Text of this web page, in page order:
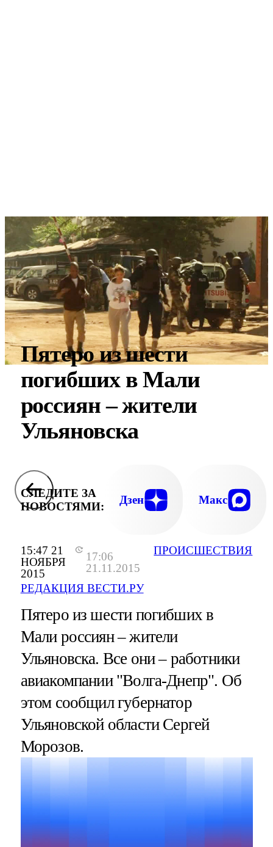
15:47 21
НОЯБРЯ
2015
17:06
21.11.2015
РЕДАКЦИЯ ВЕСТИ.РУ
ПРОИСШЕСТВИЯ
Пятеро из шести
погибших в Мали
россиян – жители
Ульяновска
СЛЕДИТЕ ЗА
НОВОСТЯМИ:
Дзен Макс
Пятеро из шести погибших в
Мали россиян – жители
Ульяновска. Все они – работники
авиакомпании "Волга-Днепр". Об
этом сообщил губернатор
Ульяновской области Сергей
Морозов.